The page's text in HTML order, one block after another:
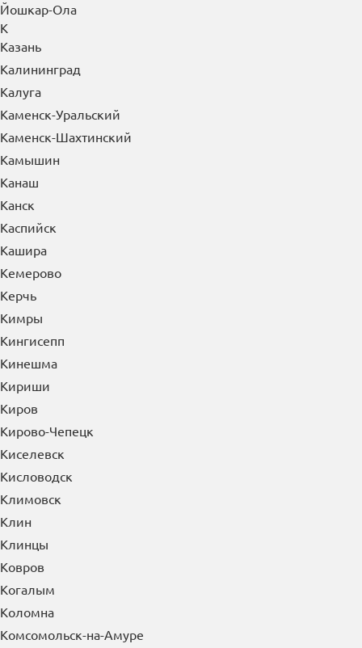
Йошкар-Ола
К
Казань
Калининград
Калуга
Каменск-Уральский
Каменск-Шахтинский
Камышин
Канаш
Канск
Каспийск
Кашира
Кемерово
Керчь
Кимры
Кингисепп
Кинешма
Кириши
Киров
Кирово-Чепецк
Киселевск
Кисловодск
Климовск
Клин
Клинцы
Ковров
Когалым
Коломна
Комсомольск-на-Амуре